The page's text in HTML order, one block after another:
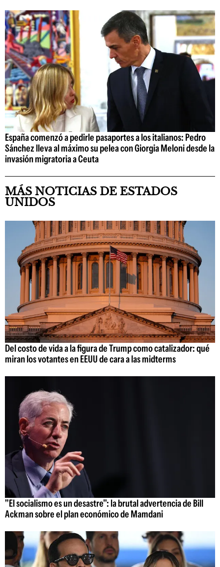
España comenzó a pedirle pasaportes a los italianos: Pedro
Sánchez lleva al máximo su pelea con Giorgia Meloni desde la
invasión migratoria a Ceuta
MÁS NOTICIAS DE ESTADOS
UNIDOS
Del costo de vida a la figura de Trump como catalizador: qué
miran los votantes en EEUU de cara a las midterms
"El socialismo es un desastre": la brutal advertencia de Bill
Ackman sobre el plan económico de Mamdani